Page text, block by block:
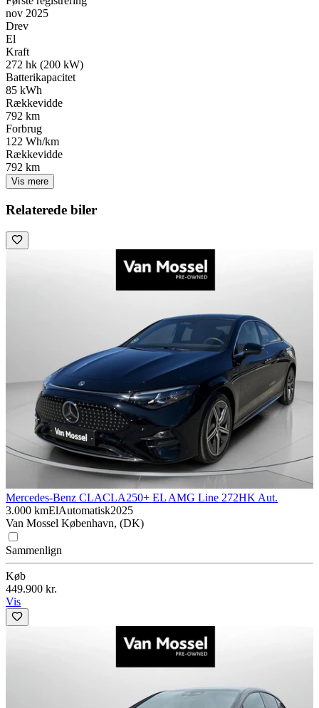
nov 2025
Drev
El
Kraft
272 hk (200 kW)
Batterikapacitet
85 kWh
Rækkevidde
792 km
Forbrug
122 Wh/km
Rækkevidde
792 km
Vis mere
Relaterede biler
Mercedes-Benz CLACLA250+ EL AMG Line 272HK Aut.
3.000 kmElAutomatisk2025
Van Mossel København, (DK)
Sammenlign
Køb
449.900 kr.
Vis